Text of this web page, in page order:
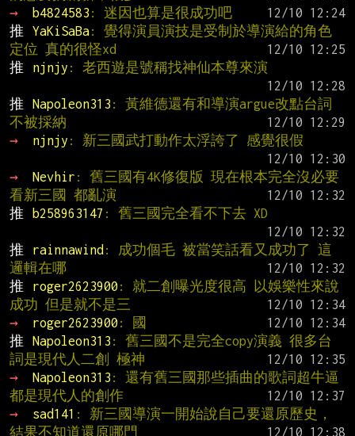
→
b4824583 : 迷因也算是很成功吧
推
YaKiSaBa: 覺得演員演技是受制於導演給的角色
定位 真的很怪xd
推
njnjy : 老西遊是號稱找神仙本尊來演
推
Napoleon313 : 黃維德還有和導演argue改點台詞
不被採納
→
njnjy : 新三國武打動作太浮誇了 感覺很假
→
Nevhir : 舊三國有4K修復版 現在根本完全沒必要
看新三國 都亂演
推
b258963147 : 舊三國完全看不下去 XD
推
rainnawind : 成功個毛 被當笑話看又成功了 這
邏輯在哪
推
roger2623900 : 就二創曝光度很高 以娛樂性來說
成功 但是就不是三
→
roger2623900 : 國
推
Napoleon313 : 舊三國不是完全copy演義 很多台
詞是現代人二創 極神
→
Napoleon313 : 還有舊三國那些插曲的歌詞超牛逼
都是現代人的創作
→
sad141 : 新三國導演一開始說自己要還原歷史，
結果不知道還原哪門